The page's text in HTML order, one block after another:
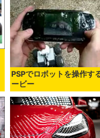
PSPでロボットを操作す
ービー